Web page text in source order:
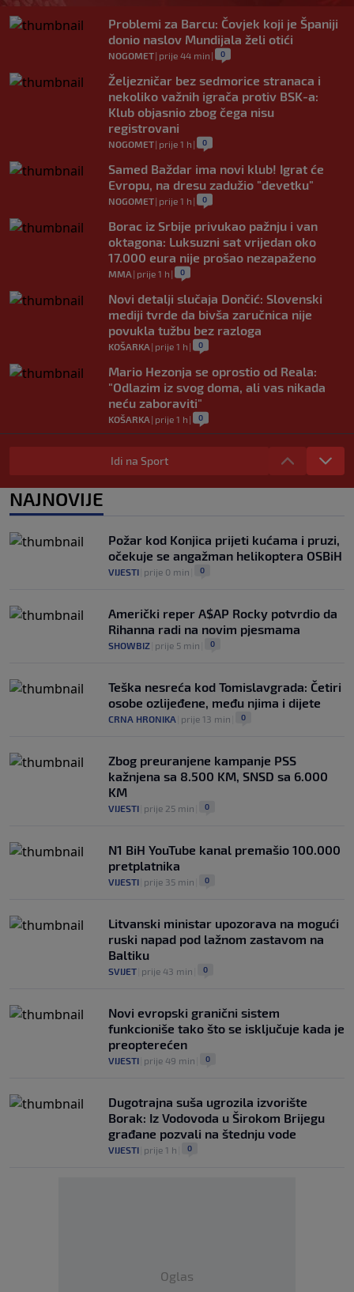
Problemi za Barcu: Čovjek koji je Španiji
donio naslov Mundijala želi otići
NOGOMET| prije 44 min | 0
Željezničar bez sedmorice stranaca i
nekoliko važnih igrača protiv BSK-a:
Klub objasnio zbog čega nisu
registrovani
NOGOMET| prije 1 h | 0
Samed Baždar ima novi klub! Igrat će
Evropu, na dresu zadužio "devetku"
NOGOMET| prije 1 h | 0
Borac iz Srbije privukao pažnju i van
oktagona: Luksuzni sat vrijedan oko
17.000 eura nije prošao nezapaženo
MMA | prije 1 h | 0
Novi detalji slučaja Dončić: Slovenski
mediji tvrde da bivša zaručnica nije
povukla tužbu bez razloga
KOŠARKA | prije 1 h | 0
Mario Hezonja se oprostio od Reala:
"Odlazim iz svog doma, ali vas nikada
neću zaboraviti"
KOŠARKA | prije 1 h | 0
Pjanić otkrio da je Alajbegović imao
bogatije ponude: "Ipak, Juve je uvijek
0
Radnika, određene i sudije prvog kola
šampionata BiH
NOGOMET prije 2 h| 0
Idi na Sport
NAJNOVIJE
Požar kod Konjica prijeti kućama i pruzi,
očekuje se angažman helikoptera OSBiH
VIJESTI prije 0 min 0
Američki reper A$AP Rocky potvrdio da
Rihanna radi na novim pjesmama
SHOWBIZ prije 5 min 0
Teška nesreća kod Tomislavgrada: Četiri
osobe ozlijeđene, među njima i dijete
CRNA HRONIKA prije 13 min 0
Zbog preuranjene kampanje PSS
kažnjena sa 8.500 KM, SNSD sa 6.000
KM
VIJESTI prije 25 min 0
N1 BiH YouTube kanal premašio 100.000
pretplatnika
VIJESTI prije 35 min 0
Litvanski ministar upozorava na mogući
ruski napad pod lažnom zastavom na
Baltiku
SVIJET prije 43 min 0
Novi evropski granični sistem
funkcioniše tako što se isključuje kada je
preopterećen
VIJESTI prije 49 min 0
Dugotrajna suša ugrozila izvorište
Borak: Iz Vodovoda u Širokom Brijegu
građane pozvali na štednju vode
VIJESTI prije 1 h 0
Oglas